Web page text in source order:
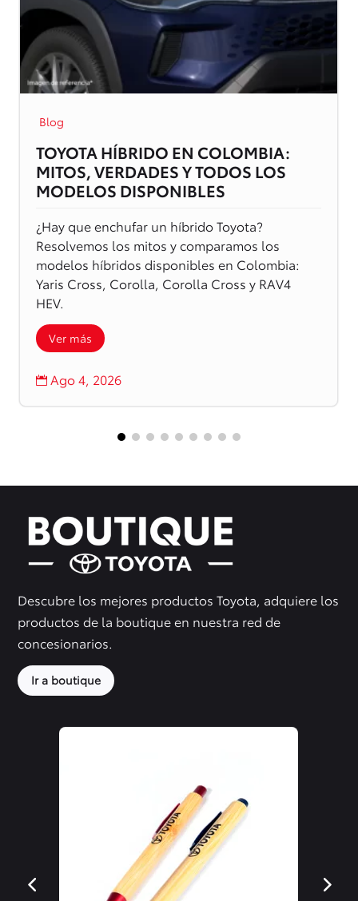
Blog
TOYOTA HÍBRIDO EN COLOMBIA:
MITOS, VERDADES Y TODOS LOS
MODELOS DISPONIBLES
¿Hay que enchufar un híbrido Toyota?
Resolvemos los mitos y comparamos los
modelos híbridos disponibles en Colombia:
Yaris Cross, Corolla, Corolla Cross y RAV4
HEV.
Ver más
 Ago 4, 2026
Descubre los mejores productos Toyota, adquiere los
productos de la boutique en nuestra red de
concesionarios.
Ir a boutique